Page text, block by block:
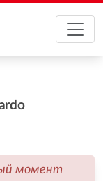
момент